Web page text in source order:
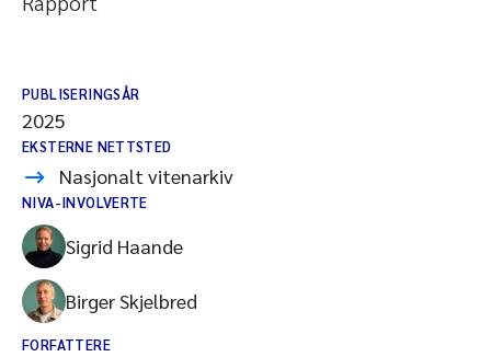
PUBLISERINGSÅR
2025
EKSTERNE NETTSTED
Nasjonalt vitenarkiv
NIVA-INVOLVERTE
Sigrid Haande
Birger Skjelbred
FORFATTERE